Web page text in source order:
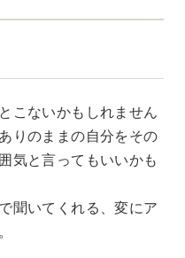
こないかもしれません
りのままの自分をその
気と言ってもいいかも
聞いてくれる、変にア